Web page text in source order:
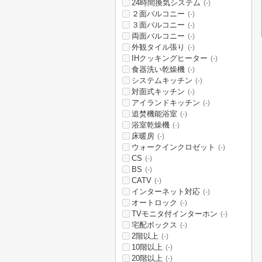
24時間換気システム (-)
２面バルコニー (-)
３面バルコニー (-)
両面バルコニー (-)
外観タイル張り (-)
IHクッキングヒーター (-)
食器洗い乾燥機 (-)
システムキッチン (-)
対面式キッチン (-)
アイランドキッチン (-)
追焚機能浴室 (-)
浴室乾燥機 (-)
床暖房 (-)
ウォークインクロゼット (-)
CS (-)
BS (-)
CATV (-)
インターネット対応 (-)
オートロック (-)
TVモニタ付インターホン (-)
宅配ボックス (-)
2階以上 (-)
10階以上 (-)
20階以上 (-)